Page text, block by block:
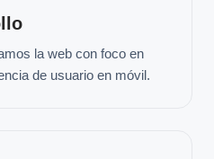
la web con foco en
de usuario en móvil.